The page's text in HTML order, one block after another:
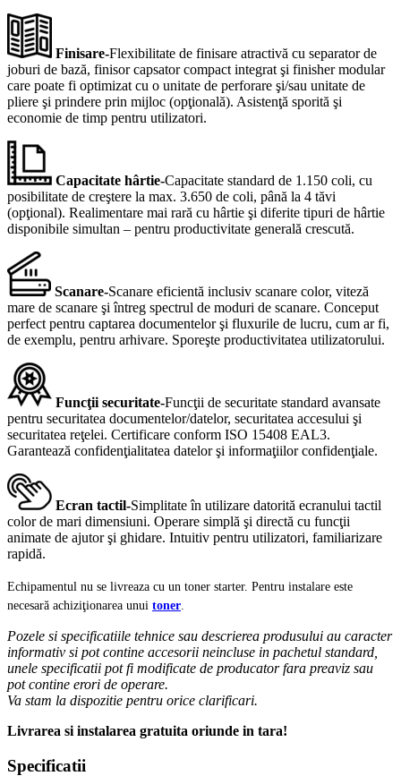
Finisare-Flexibilitate de finisare atractivă cu separator de
joburi de bază, finisor capsator compact integrat şi finisher modular
care poate fi optimizat cu o unitate de perforare şi/sau unitate de
pliere şi prindere prin mijloc (opţională). Asistenţă sporită şi
economie de timp pentru utilizatori.
Capacitate hârtie-Capacitate standard de 1.150 coli, cu
posibilitate de creştere la max. 3.650 de coli, până la 4 tăvi
(opţional). Realimentare mai rară cu hârtie şi diferite tipuri de hârtie
disponibile simultan – pentru productivitate generală crescută.
Scanare-Scanare eficientă inclusiv scanare color, viteză
mare de scanare şi întreg spectrul de moduri de scanare. Conceput
perfect pentru captarea documentelor şi fluxurile de lucru, cum ar fi,
de exemplu, pentru arhivare. Sporeşte productivitatea utilizatorului.
Funcţii securitate-Funcţii de securitate standard avansate
pentru securitatea documentelor/datelor, securitatea accesului şi
securitatea reţelei. Certificare conform ISO 15408 EAL3.
Garantează confidenţialitatea datelor şi informaţiilor confidenţiale.
Ecran tactil-Simplitate în utilizare datorită ecranului tactil
color de mari dimensiuni. Operare simplă şi directă cu funcţii
animate de ajutor şi ghidare. Intuitiv pentru utilizatori, familiarizare
rapidă.
Echipamentul nu se livreaza cu un toner starter. Pentru instalare este
necesară achiziţionarea unui toner.
Pozele si specificatiile tehnice sau descrierea produsului au caracter
informativ si pot contine accesorii neincluse in pachetul standard,
unele specificatii pot fi modificate de producator fara preaviz sau
pot contine erori de operare.
Va stam la dispozitie pentru orice clarificari.
Livrarea si instalarea gratuita oriunde in tara!
Specificatii